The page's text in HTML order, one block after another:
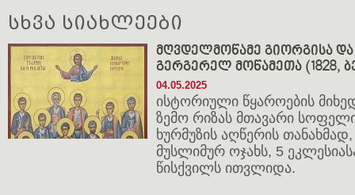
სხვა სიახლეები
მღვდელმოწამე გიორგისა და
გერგერელ მოწამეთა (1828,
04.05.2025
ისტორიული წყაროების
ზემო რიზას მთავარი
ხურმუზის აღწერის
მუსლიმურ ოჯახს, 5
წისქვილს ითვლიდა.